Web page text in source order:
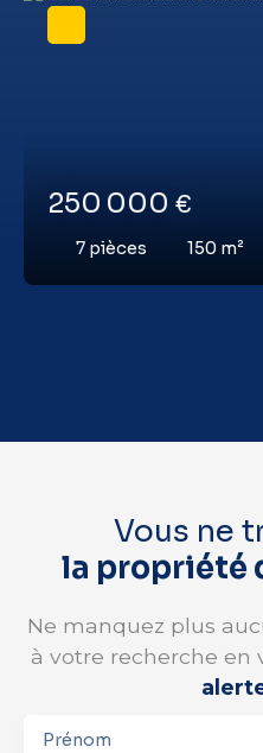
250 000 €
7 pièces 150 m²
Vous ne
la propriété
Ne manquez plus
à votre recherche en
Prénom